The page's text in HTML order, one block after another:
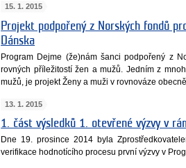
15. 1. 2015
Projekt podpořený z Norských fondů
Dánska
Program Dejme (že)nám šanci podpořený z
rovných příležitostí žen a mužů. Jedním z
mužů, je projekt Ženy a muži v rovnováze
13. 1. 2015
1. část výsledků 1. otevřené výzvy v
Dne 19. prosince 2014 byla
verifikace hodnotícího procesu první výzvy v